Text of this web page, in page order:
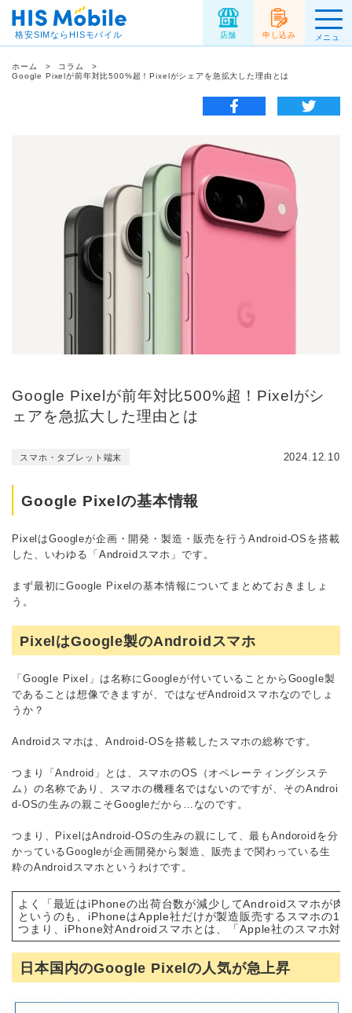
格安SIMならHISモバイル 店舗 申し込み
メニュ
ー
ホーム
コラム
Google Pixelが前年対比500%超！Pixelがシェアを急拡大した理由とは
Google Pixelが前年対比500%超！Pixelがシ
ェアを急拡大した理由とは
スマホ・タブレット端末 2024.12.10
Google Pixelの基本情報
PixelはGoogleが企画・開発・製造・販売を行うAndroid-OSを搭載
した、いわゆる「Androidスマホ」です。
まず最初にGoogle Pixelの基本情報についてまとめて おきましょ
う。
PixelはGoogle製のAndroidスマホ
「Google Pixel」は名称にGoogleが付いていることからGoogle製
であることは想像できますが、ではなぜAndroidスマホなのでしょ
うか？
Androidスマホは、Android-OSを搭載したスマホの総称です。
つまり「Android」とは、スマホのOS（オペレーティングシステ
ム）の名称であり、スマホの機種名ではないのですが、そのAndroi
d-OSの生みの親こそGoogleだから…なのです。
つまり、PixelはAndroid-OSの生みの親にして、最もAndoroidを分
かっているGoogleが企画開発から製造、販売まで関わっている生
粋のAndroidスマホというわけです。
よく「最近はiPhoneの出荷台数が減少してAndroidスマホが
というのも、iPhoneはApple社だけが製造販売するスマホの1
つまり、iPhone対Androidスマホとは、「Apple社のスマホ対
日本国内のGoogle Pixelの人気が急上昇